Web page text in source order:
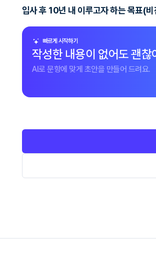
입사 후 10년 내 이루고자 하는 목표(
빠르게 시작하기
작성한 내용이 없어도 괜찮
AI로 문항에 맞게 초안을 만들어 드려요.